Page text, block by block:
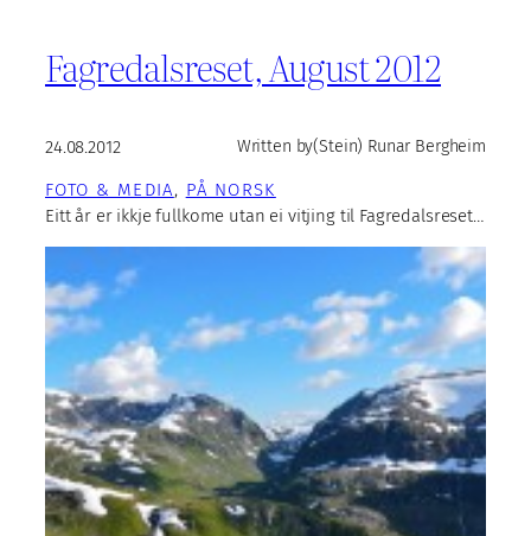
Fagredalsreset, August 2012
24.08.2012 Written by(Stein) Runar Bergheim
FOTO & MEDIA, PÅ NORSK
Eitt år er ikkje fullkome utan ei vitjing til Fagredalsreset…